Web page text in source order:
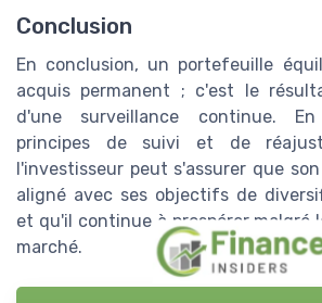
Conclusion
En conclusion, un portefeuille
acquis permanent ; c'est le
d'une surveillance continue.
principes de suivi et de
l'investisseur peut s'assurer que
aligné avec ses objectifs de
et qu'il continue à prospérer malgré
marché.